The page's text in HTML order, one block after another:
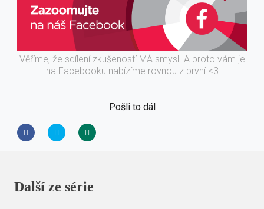
Věříme, že sdílení zkušeností MÁ smysl. A proto vám je
na Facebooku nabízíme rovnou z první <3
Pošli to dál
Další ze série